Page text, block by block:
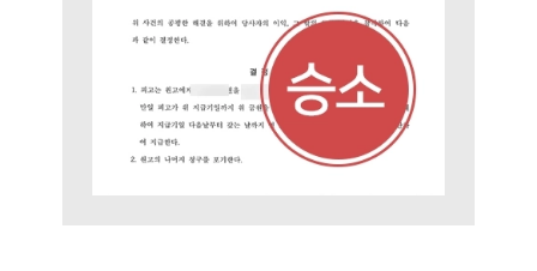
주요 업무사례
사례분석/최신동향
법률정보
법률지식인
고객후기